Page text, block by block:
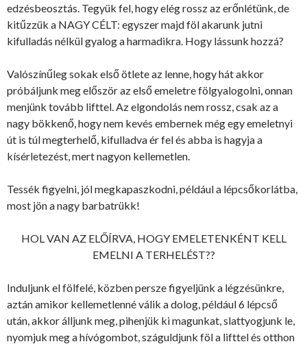
edzésbeosztás. Tegyük fel, hogy elég rossz az erőnlétünk, de
kitűzzük a NAGY CÉLT: egyszer majd föl akarunk jutni
kifulladás nélkül gyalog a harmadikra. Hogy lássunk hozzá?
Valószínűleg sokak első ötlete az lenne, hogy hát akkor
próbáljunk meg először az első emeletre fölgyalogolni, onnan
menjünk tovább lifttel. Az elgondolás nem rossz, csak az a
nagy bökkenő, hogy nem kevés embernek még egy emeletnyi
út is túl megterhelő, kifulladva ér fel és abba is hagyja a
kísérletezést, mert nagyon kellemetlen.
Tessék figyelni, jól megkapaszkodni, például a lépcsőkorlátba,
most jön a nagy barbatrükk!
HOL VAN AZ ELŐÍRVA, HOGY EMELETENKÉNT KELL
EMELNI A TERHELÉST??
Induljunk el fölfelé, közben persze figyeljünk a légzésünkre,
aztán amikor kellemetlenné válik a dolog, például 6 lépcső
után, akkor álljunk meg, pihenjük ki magunkat, slattyogjunk le,
nyomjuk meg a hívógombot, száguldjunk föl a lifttel és otthon